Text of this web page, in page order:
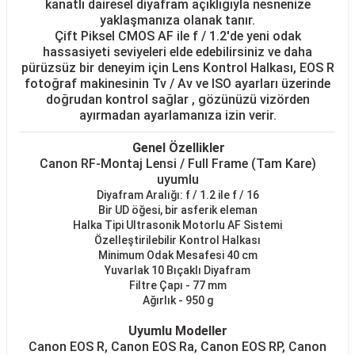
kanatlı dairesel diyafram açıklığıyla nesnenize
yaklaşmanıza olanak tanır.
Çift Piksel CMOS AF ile f / 1.2'de yeni odak
hassasiyeti seviyeleri elde edebilirsiniz ve daha
pürüzsüz bir deneyim için Lens Kontrol Halkası, EOS R
fotoğraf makinesinin Tv / Av ve ISO ayarları üzerinde
doğrudan kontrol sağlar , gözünüzü vizörden
ayırmadan ayarlamanıza izin verir.
Genel Özellikler
Canon RF-Montaj Lensi / Full Frame (Tam Kare)
uyumlu
Diyafram Aralığı: f / 1.2 ile f / 16
Bir UD öğesi, bir asferik eleman
Halka Tipi Ultrasonik Motorlu AF Sistemi
Özelleştirilebilir Kontrol Halkası
Minimum Odak Mesafesi 40 cm
Yuvarlak 10 Bıçaklı Diyafram
Filtre Çapı - 77 mm
Ağırlık - 950 g
Uyumlu Modeller
Canon EOS R, Canon EOS Ra, Canon EOS RP, Canon